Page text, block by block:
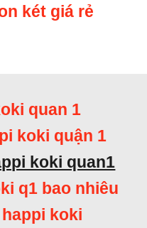
két giá rẻ
quan 1
koki quận 1
koki quan1
q1 bao nhiêu
koki